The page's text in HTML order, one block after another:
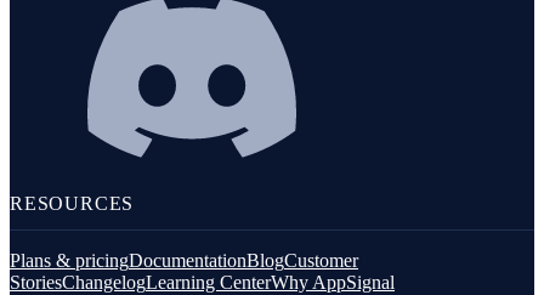
RESOURCES
Plans & pricingDocumentationBlogCustomer
StoriesChangelogLearning CenterWhy AppSignal